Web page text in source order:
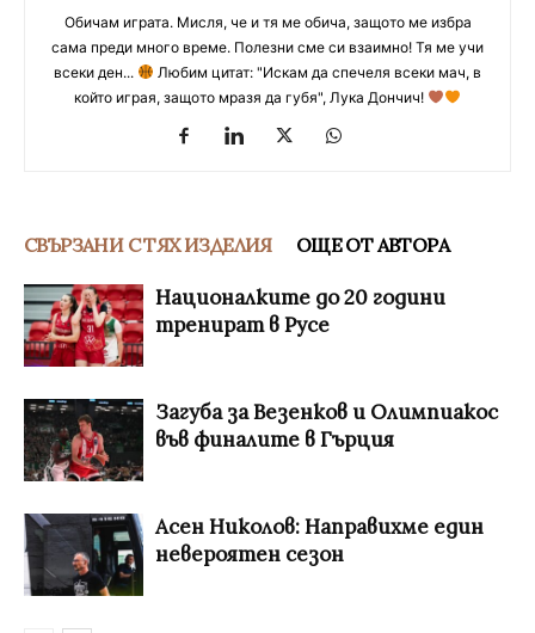
Обичам играта. Мисля, че и тя ме обича, защото ме избра
сама преди много време. Полезни сме си взаимно! Тя ме учи
всеки ден...
Любим цитат: "Искам да спечеля всеки мач, в
който играя, защото мразя да губя", Лука Дончич!
СВЪРЗАНИ С ТЯХ ИЗДЕЛИЯ ОЩЕ ОТ АВТОРА
Националките до 20 години
тренират в Русе
Загуба за Везенков и Олимпиакос
във финалите в Гърция
Асен Николов: Направихме един
невероятен сезон